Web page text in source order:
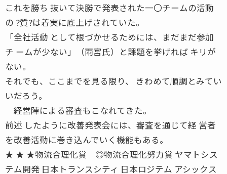
これを勝ち 抜いて決勝で発表された一〇チームの活動
の ?質?は着実に底上げされていた。
「全社活動 として根づかせるためには、まだまだ参加
チ ームが少ない」（雨宮氏）と課題を挙げれば キリが
ない。
それでも、ここまでを見る限り、 きわめて順調とみてい
いだろう。
経営陣による審査もこなれてきた。
前述 したように改善発表会には、審査を通じて経 営者
を改善活動に巻き込んでいく機能もある。
★ ★ ★物流合理化賞 ◎物流合理化努力賞 ヤマトシス
テム開発 日本トランスシティ 日本ロジテム アシックス